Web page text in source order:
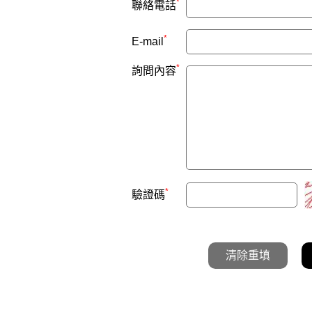
聯絡電話*
E-mail *
詢問內容*
驗證碼*
清除重填